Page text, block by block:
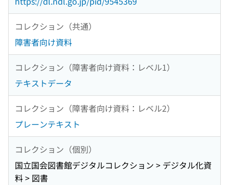
コレクション（共通）
障害者向け資料
コレクション（障害者向け資料：レベル1）
テキストデータ
コレクション（障害者向け資料：レベル2）
プレーンテキスト
コレクション（個別）
国立国会図書館デジタルコレクション > デジタル化資
料 > 図書